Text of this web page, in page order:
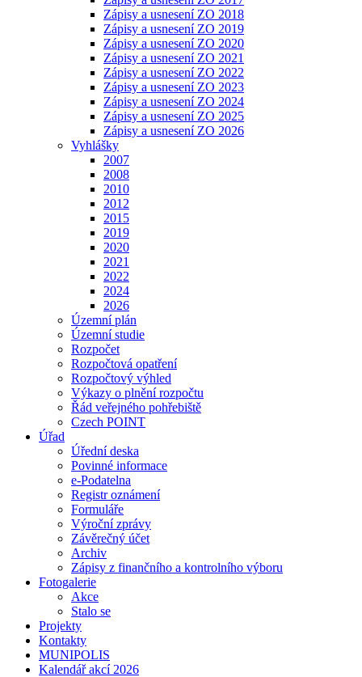
Zápisy a usnesení ZO 2018
Zápisy a usnesení ZO 2019
Zápisy a usnesení ZO 2020
Zápisy a usnesení ZO 2021
Zápisy a usnesení ZO 2022
Zápisy a usnesení ZO 2023
Zápisy a usnesení ZO 2024
Zápisy a usnesení ZO 2025
Zápisy a usnesení ZO 2026
Vyhlášky
2007
2008
2010
2012
2015
2019
2020
2021
2022
2024
2026
Územní plán
Územní studie
Rozpočet
Rozpočtová opatření
Rozpočtový výhled
Výkazy o plnění rozpočtu
Řád veřejného pohřebiště
Czech POINT
Úřad
Úřední deska
Povinné informace
e-Podatelna
Registr oznámení
Formuláře
Výroční zprávy
Závěrečný účet
Archiv
Zápisy z finančního a kontrolního výboru
Fotogalerie
Akce
Stalo se
Projekty
Kontakty
MUNIPOLIS
Kalendář akcí 2026